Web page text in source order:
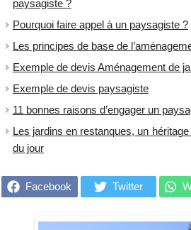
paysagiste ?
Pourquoi faire appel à un paysagiste ?
Les principes de base de
Exemple de devis Aménagement de
Exemple de devis paysagiste
11 bonnes raisons d’engager un
Les jardins en restanques, un
du jour
Facebook Twitter